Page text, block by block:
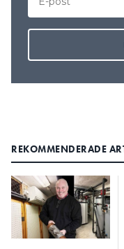
REKOMMENDERADE